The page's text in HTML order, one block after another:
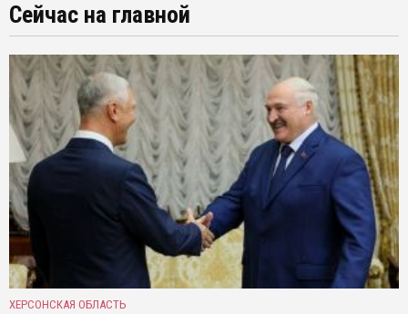
Сейчас на главной
ХЕРСОНСКАЯ ОБЛАСТЬ